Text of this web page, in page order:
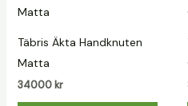
Täbris Äkta Handknuten
Matta
34000 kr